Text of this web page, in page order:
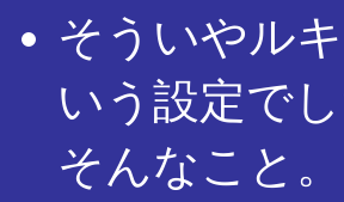
そういやル
いう設定で
そんなこと。